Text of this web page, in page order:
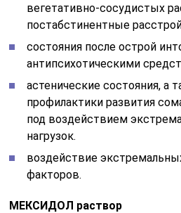
вегетативно-сосудистых
постабстинентные
состояния после острой
антипсихотическими
астенические состояния, а
профилактики развития
под воздействием
нагрузок.
воздействие
факторов.
МЕКСИДОЛ раствор